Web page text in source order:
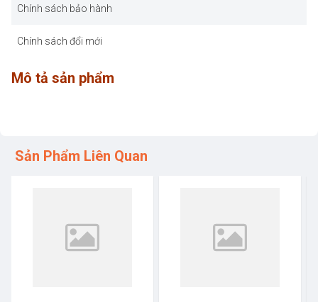
Chính sách bảo hành
Chính sách đổi mới
Mô tả sản phẩm
Sản Phẩm Liên Quan